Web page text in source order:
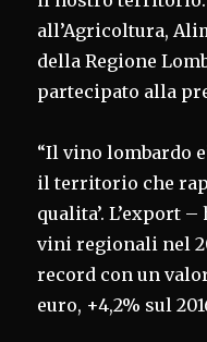
all’Agricoltura,
della Regione
partecipato alla
“Il vino lombardo
il territorio che
qualita’. L’export
vini regionali nel
record con un
euro, +4,2% sul